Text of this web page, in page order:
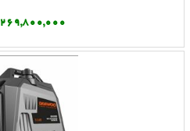
269,800,000 تومان